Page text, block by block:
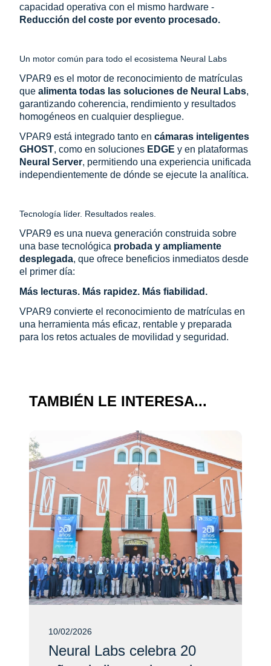
capacidad operativa con el mismo hardware -
Reducción del coste por evento procesado.
Un motor común para todo el ecosistema Neural Labs
VPAR9 es el motor de reconocimiento de matrículas
que alimenta todas las soluciones de Neural Labs,
garantizando coherencia, rendimiento y resultados
homogéneos en cualquier despliegue.
VPAR9 está integrado tanto en cámaras inteligentes
GHOST, como en soluciones EDGE y en plataformas
Neural Server, permitiendo una experiencia unificada
independientemente de dónde se ejecute la analítica.
Tecnología líder. Resultados reales.
VPAR9 es una nueva generación construida sobre
una base tecnológica probada y ampliamente
desplegada, que ofrece beneficios inmediatos desde
el primer día:
Más lecturas. Más rapidez. Más fiabilidad.
VPAR9 convierte el reconocimiento de matrículas en
una herramienta más eficaz, rentable y preparada
para los retos actuales de movilidad y seguridad.
TAMBIÉN LE INTERESA...
10/02/2026
Neural Labs celebra 20